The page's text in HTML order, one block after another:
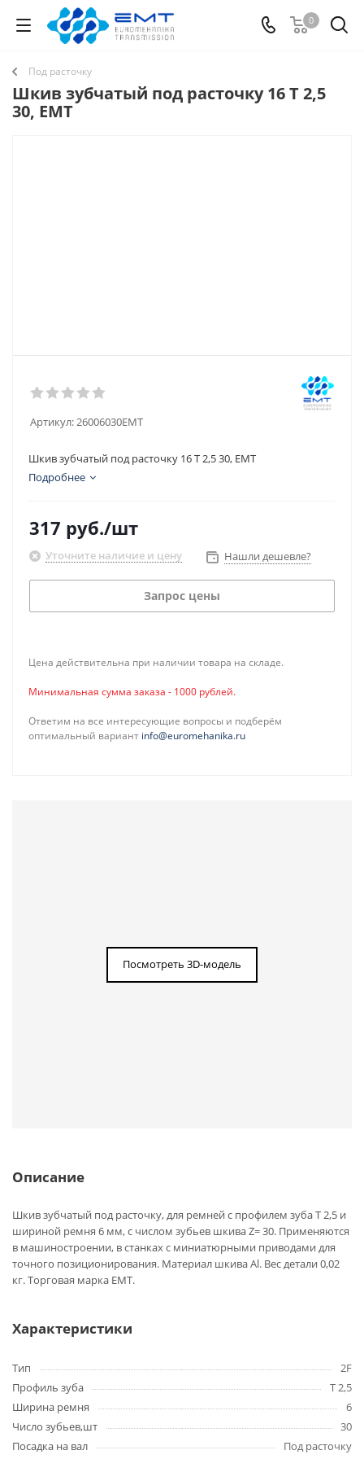
0
Под расточку
Шкив зубчатый под расточку 16 T 2,5
30, EMT
Артикул:26006030EMT
Шкив зубчатый под расточку 16 T 2,5 30, EMT
Подробнее
317 руб./шт
Уточните наличие и цену Нашли дешевле?
Запрос цены
Цена действительна при наличии товара на складе.
Минимальная сумма заказа - 1000 рублей.
Ответим на все интересующие вопросы и подберём
оптимальный вариант info@euromehanika.ru
Посмотреть 3D-модель
Описание
Шкив зубчатый под расточку, для ремней с профилем зуба T 2,5 и
шириной ремня 6 мм, с числом зубьев шкива Z= 30. Применяются
в машиностроении, в станках с миниатюрными приводами для
точного позиционирования. Материал шкива Al. Вес детали 0,02
кг. Торговая марка EMT.
Характеристики
Тип
2F
Профиль зуба
T 2,5
Ширина ремня
6
Число зубьев,шт
30
Посадка на вал
Под расточку